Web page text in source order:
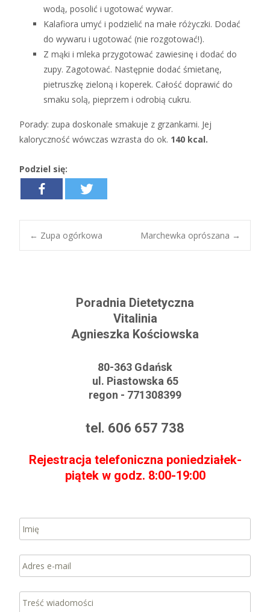
wodą, posolić i ugotować wywar.
Kalafiora umyć i podzielić na małe różyczki. Dodać
do wywaru i ugotować (nie rozgotować!).
Z mąki i mleka przygotować zawiesinę i dodać do
zupy. Zagotować. Następnie dodać śmietanę,
pietruszkę zieloną i koperek. Całość doprawić do
smaku solą, pieprzem i odrobią cukru.
Porady: zupa doskonale smakuje z grzankami. Jej
kaloryczność wówczas wzrasta do ok. 140 kcal.
Podziel się:
← Zupa ogórkowa Marchewka oprószana →
Poradnia Dietetyczna
Vitalinia
Agnieszka Kościowska
80-363 Gdańsk
ul. Piastowska 65
regon - 771308399
tel. 606 657 738
Rejestracja telefoniczna poniedziałek-
piątek w godz. 8:00-19:00